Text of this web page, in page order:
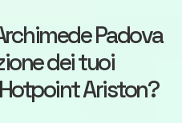
Padova
dei tuoi
Ariston?